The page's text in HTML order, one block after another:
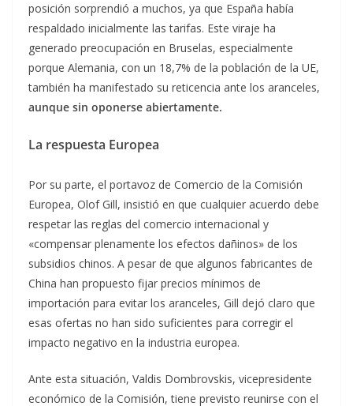
posición sorprendió a muchos, ya que España había
respaldado inicialmente las tarifas. Este viraje ha
generado preocupación en Bruselas, especialmente
porque Alemania, con un 18,7% de la población de la UE,
también ha manifestado su reticencia ante los aranceles,
aunque sin oponerse abiertamente.
La respuesta Europea
Por su parte, el portavoz de Comercio de la Comisión
Europea, Olof Gill, insistió en que cualquier acuerdo debe
respetar las reglas del comercio internacional y
«compensar plenamente los efectos dañinos» de los
subsidios chinos. A pesar de que algunos fabricantes de
China han propuesto fijar precios mínimos de
importación para evitar los aranceles, Gill dejó claro que
esas ofertas no han sido suficientes para corregir el
impacto negativo en la industria europea.
Ante esta situación, Valdis Dombrovskis, vicepresidente
económico de la Comisión, tiene previsto reunirse con el